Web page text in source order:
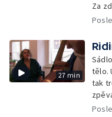
Za
práv.
27 min
tělo.
tak